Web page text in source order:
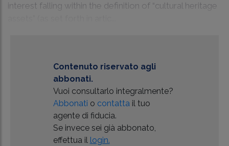
interest falling within the definition of “cultural heritage
Contenuto riservato agli
abbonati.
Vuoi consultarlo integralmente?
Abbonati o contattail tuo
agente di fiducia.
Se invece sei già abbonato,
effettua il login.